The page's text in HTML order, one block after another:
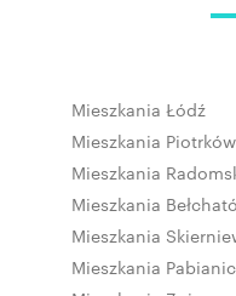
Mieszkania Łódź
Mieszkania
Mieszkania
Mieszkania
Mieszkania
Mieszkania